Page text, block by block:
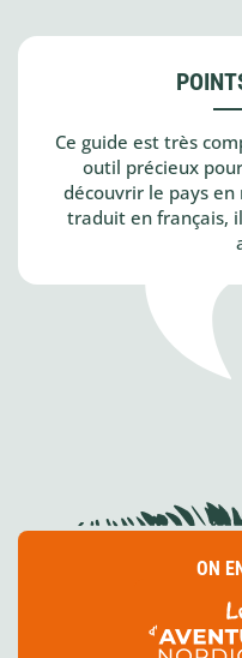
Ce guide est très
outil précieux
découvrir le pays en
traduit en français,
ON